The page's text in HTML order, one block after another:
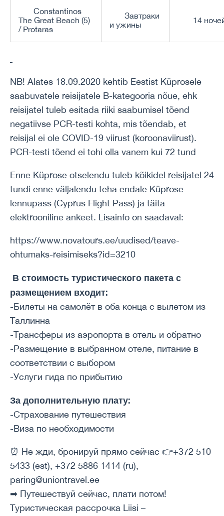
Constantinos
The Great Beach (5)
/ Protaras
Завтраки
и ужины
14
NB! Alates 18.09.2020 kehtib Eestist Küprosele
saabuvatele reisijatele B-kategooria nõue, ehk
reisijatel tuleb esitada riiki saabumisel tõend
negatiivse PCR-testi kohta, mis tõendab, et
reisijal ei ole COVID-19 viirust (koroonaviirust).
PCR-testi tõend ei tohi olla vanem kui 72 tund
Enne Küprose otselendu tuleb kõikidel reisijatel 24
tundi enne väljalendu teha endale Küprose
lennupass (Cyprus Flight Pass) ja täita
elektrooniline ankeet. Lisainfo on saadaval:
https://www.novatours.ee/uudised/teave-
ohtumaks-reisimiseks?id=3210
В стоимость туристического пакета с
размещением входит:
-Билеты на самолёт в оба конца с вылетом из
Таллинна
-Трансферы из аэропорта в отель и обратно
-Размещение в выбранном отеле, питание в
соответствии с выбором
-Услуги гида по прибытию
За дополнительную плату:
-Страхование путешествия
-Виза по необходимости
⏰ Не жди, бронируй прямо сейчас 👉+372 510
5433 (est), +372 5886 1414 (ru),
paring@uniontravel.ee
➡ Путешествуй сейчас, плати потом!
Туристическая рассрочка Liisi –